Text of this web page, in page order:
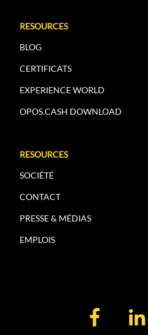
RESOURCES
BLOG
CERTIFICATS
EXPERIENCE WORLD
OPOS.CASH DOWNLOAD
RESOURCES
SOCIÉTÉ
CONTACT
PRESSE & MÉDIAS
EMPLOIS